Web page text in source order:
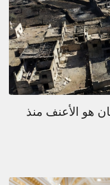
هو الأعنف منذ